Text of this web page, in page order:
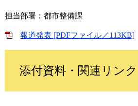
担当部署：都市整備課
報道発表 [PDFファイル／113KB]
添付資料・関連リンク